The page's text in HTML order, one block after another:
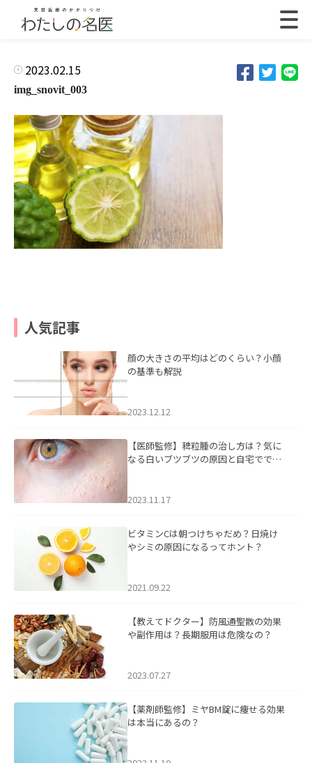
2023.02.15
img_snovit_003
人気記事
顔の大きさの平均はどのくらい？小顔
の基準も解説
2023.12.12
【医師監修】稗粒腫の治し方は？気に
なる白いブツブツの原因と自宅ででき
2023.11.17
ビタミンCは朝つけちゃだめ？日焼け
やシミの原因になるってホント？
2021.09.22
【教えてドクター】防風通聖散の効果
や副作用は？長期服用は危険なの？
2023.07.27
【薬剤師監修】ミヤBM錠に痩せる効果
は本当にあるの？